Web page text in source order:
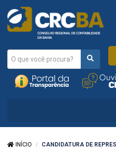
INÍCIO CANDIDATURA DE